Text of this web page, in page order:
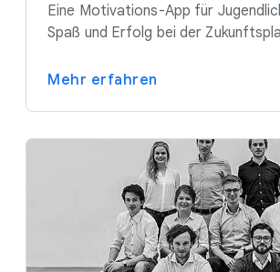
Eine Motivations-App für
Spaß und Erfolg bei der
Mehr erfahren